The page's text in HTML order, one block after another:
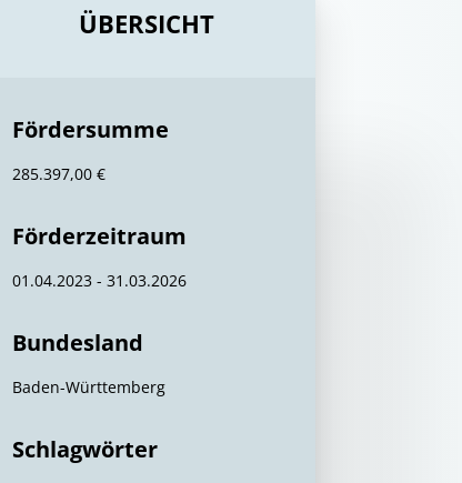
ÜBERSICHT
Fördersumme
285.397,00 €
Förderzeitraum
01.04.2023 - 31.03.2026
Bundesland
Baden-Württemberg
Schlagwörter